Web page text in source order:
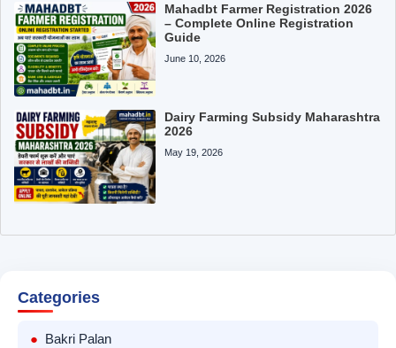
Mahadbt Farmer Registration 2026
– Complete Online Registration
Guide
June 10, 2026
Dairy Farming Subsidy Maharashtra
2026
May 19, 2026
Categories
Bakri Palan